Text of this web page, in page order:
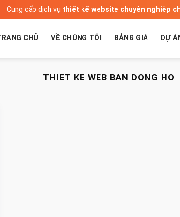
Cung cấp dịch vụ thiết kế website chuyên nghiệp
CHỦ VỀ CHÚNG TÔI BẢNG GIÁ DỰ
THIET KE WEB BAN DONG HO